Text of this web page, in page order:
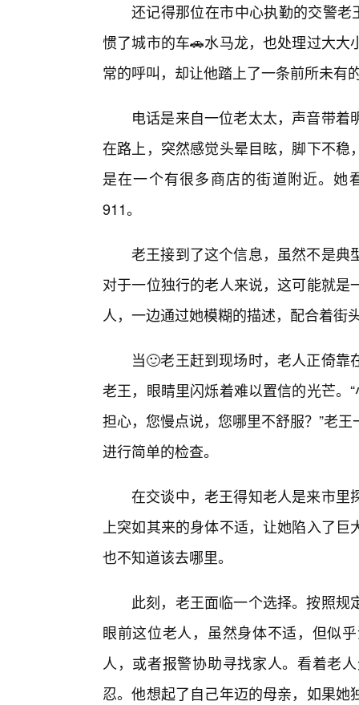
还记得那位在市中心执勤的交警老
惯了城市的车🚗水马龙，也处理过大
常的呼叫，却让他踏上了一条前所未有
电话是来自一位老太太，声音带
在路上，突然感觉头晕目眩，脚下不
是在一个有很多商店的街道附近。她
911。
老王接到了这个信息，虽然不是典
对于一位独行的老人来说，这可能就
人，一边通过她模糊的描述，配合着街
当🙂老王赶到现场时，老人正倚
老王，眼睛里闪烁着难以置信的光芒
担心，您慢点说，您哪里不舒服？”老
进行简单的检查。
在交谈中，老王得知老人是来市里
上突如其来的身体不适，让她陷入了
也不知道该去哪里。
此刻，老王面临一个选择。按照
眼前这位老人，虽然身体不适，但似
人，或者报警协助寻找家人。看着老
忍。他想起了自己年迈的母亲，如果